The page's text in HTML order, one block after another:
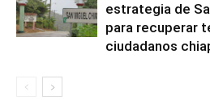
estrategia de
para recuperar
ciudadanos